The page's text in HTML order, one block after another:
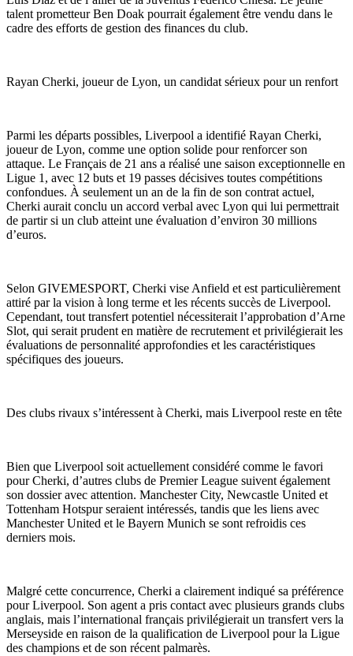
talent prometteur Ben Doak pourrait également être vendu dans le
cadre des efforts de gestion des finances du club.
Rayan Cherki, joueur de Lyon, un candidat sérieux pour un renfort
Parmi les départs possibles, Liverpool a identifié Rayan Cherki,
joueur de Lyon, comme une option solide pour renforcer son
attaque. Le Français de 21 ans a réalisé une saison exceptionnelle en
Ligue 1, avec 12 buts et 19 passes décisives toutes compétitions
confondues. À seulement un an de la fin de son contrat actuel,
Cherki aurait conclu un accord verbal avec Lyon qui lui permettrait
de partir si un club atteint une évaluation d’environ 30 millions
d’euros.
Selon GIVEMESPORT, Cherki vise Anfield et est particulièrement
attiré par la vision à long terme et les récents succès de Liverpool.
Cependant, tout transfert potentiel nécessiterait l’approbation d’Arne
Slot, qui serait prudent en matière de recrutement et privilégierait les
évaluations de personnalité approfondies et les caractéristiques
spécifiques des joueurs.
Des clubs rivaux s’intéressent à Cherki, mais Liverpool reste en tête
Bien que Liverpool soit actuellement considéré comme le favori
pour Cherki, d’autres clubs de Premier League suivent également
son dossier avec attention. Manchester City, Newcastle United et
Tottenham Hotspur seraient intéressés, tandis que les liens avec
Manchester United et le Bayern Munich se sont refroidis ces
derniers mois.
Malgré cette concurrence, Cherki a clairement indiqué sa préférence
pour Liverpool. Son agent a pris contact avec plusieurs grands clubs
anglais, mais l’international français privilégierait un transfert vers la
Merseyside en raison de la qualification de Liverpool pour la Ligue
des champions et de son récent palmarès.